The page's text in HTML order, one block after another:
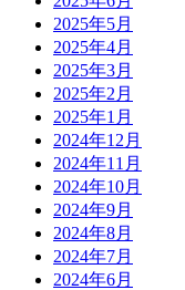
2025年5月
2025年4月
2025年3月
2025年2月
2025年1月
2024年12月
2024年11月
2024年10月
2024年9月
2024年8月
2024年7月
2024年6月